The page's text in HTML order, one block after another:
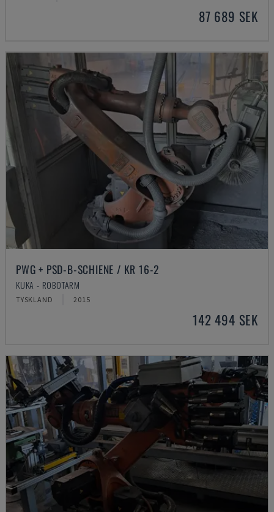
87 689 SEK
PWG + PSD-B-SCHIENE / KR 16-2
KUKA - ROBOTARM
TYSKLAND 2015
142 494 SEK